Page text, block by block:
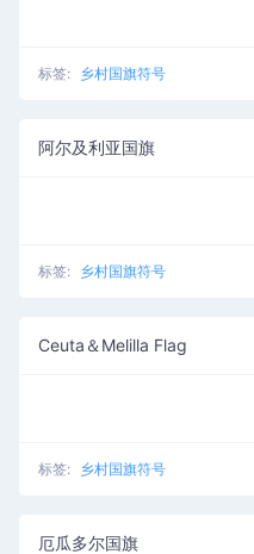
标签: 乡村国旗符号
阿尔及利亚国旗
标签: 乡村国旗符号
Ceuta＆Melilla Flag
标签: 乡村国旗符号
厄瓜多尔国旗